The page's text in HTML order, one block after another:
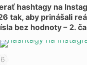
hashtagy na
tak, aby prinášali
bez hodnoty – 2.